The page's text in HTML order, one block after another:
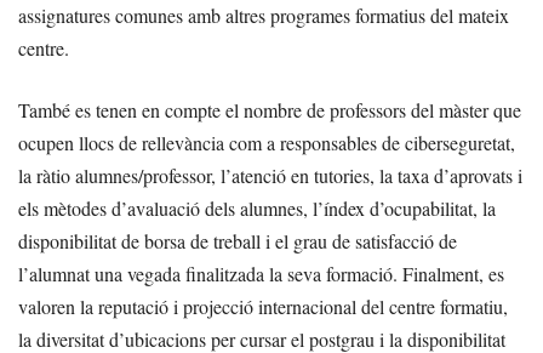
assignatures comunes amb altres programes formatius del mateix
centre.
També es tenen en compte el nombre de professors del màster que
ocupen llocs de rellevància com a responsables de ciberseguretat,
la ràtio alumnes/professor, l’atenció en tutories, la taxa d’aprovats i
els mètodes d’avaluació dels alumnes, l’índex d’ocupabilitat, la
disponibilitat de borsa de treball i el grau de satisfacció de
l’alumnat una vegada finalitzada la seva formació. Finalment, es
valoren la reputació i projecció internacional del centre formatiu,
la diversitat d’ubicacions per cursar el postgrau i la disponibilitat